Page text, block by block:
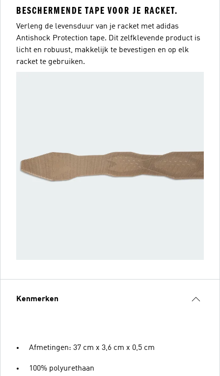
BESCHERMENDE TAPE VOOR JE RACKET.
Verleng de levensduur van je racket met adidas
Antishock Protection tape. Dit zelfklevende product is
licht en robuust, makkelijk te bevestigen en op elk
racket te gebruiken.
Kenmerken
Afmetingen: 37 cm x 3,6 cm x 0,5 cm
100% polyurethaan